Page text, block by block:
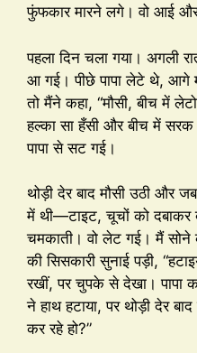
फुंफकार मारने लगे। वो आई
पहला दिन चला गया। अगली
आ गई। पीछे पापा लेटे थे, आगे
तो मैंने कहा, “मौसी, बीच में
हल्का सा हँसी और बीच में सरक
पापा से सट गई।
थोड़ी देर बाद मौसी उठी और
में थी—टाइट, चूचों को दबाकर
चमकाती। वो लेट गई। मैं सोने
की सिसकारी सुनाई पड़ी,
रखीं, पर चुपके से देखा। पापा
ने हाथ हटाया, पर थोड़ी देर
कर रहे हो?”